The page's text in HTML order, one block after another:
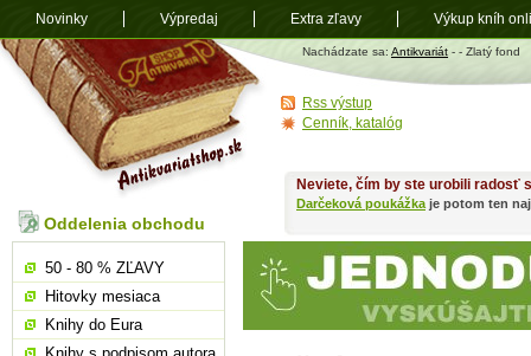
Antikvariát
shop.sk
Nachádzate sa: Antikvariát - - Zlatý fond
Neviete, čím by ste urobili radosť
Darčeková poukážka je potom ten
Oddelenia obchodu
50 - 80 % ZĽAVY
Hitovky mesiaca
Knihy do Eura
Rss výstup
Cenník, katalóg
Novinky Výpredaj Extra zľavy Výkup kníh